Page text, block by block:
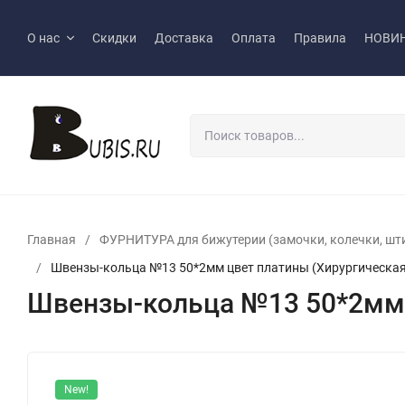
О нас Скидки Доставка Оплата Правила
Главная /
ФУРНИТУРА для бижутерии (замочки, колечки,
/
Швензы-кольца №13 50*2мм цвет платины
Швензы-кольца №13 50*2мм
New!